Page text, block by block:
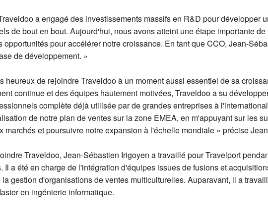
a engagé des investissements massifs en R&D pour développer
de bout en bout. Aujourd'hui, nous avons atteint une étape importante
opportunités pour accélérer notre croissance. En tant que CCO, Jean-
de développement. »
heureux de rejoindre Traveldoo à un moment aussi essentiel de sa
continue et des équipes hautement motivées, Traveldoo a su
complète déjà utilisée par de grandes entreprises à
de notre plan de ventes sur la zone EMEA, en m'appuyant sur les
marchés et poursuivre notre expansion à l'échelle mondiale » précise
Traveldoo, Jean-Sébastien Irigoyen a travaillé pour Travelport
Il a été en charge de l'intégration d'équipes issues de fusions et
la gestion d'organisations de ventes multiculturelles. Auparavant, il a
en ingénierie informatique.